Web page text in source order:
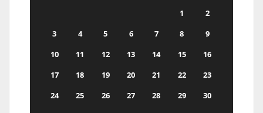
1
2
3
4 5 6 7 8
9
10
11 12 13 14 15
16
17
18 19 20 21 22
23
24
25 26 27 28 29
30